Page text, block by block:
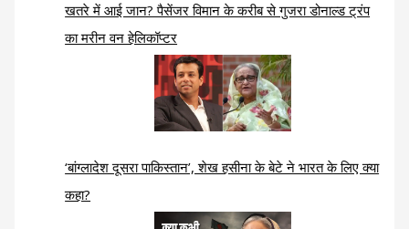
खतरे में आई जान? पैसेंजर विमान के करीब से गुजरा डोनाल्ड ट्रंप
का मरीन वन हेलिकॉप्टर
‘बांग्लादेश दूसरा पाकिस्तान’, शेख हसीना के बेटे ने भारत के लिए क्या
कहा?